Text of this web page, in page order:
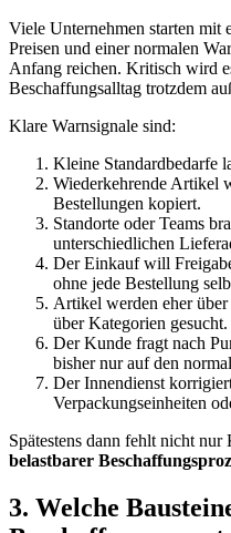
Viele Unternehmen starten
Preisen und einer normalen
Anfang reichen. Kritisch wird
Beschaffungsalltag trotzdem
Klare Warnsignale sind:
Kleine Standardbedarfe
Wiederkehrende Artikel
Bestellungen kopiert.
Standorte oder Teams
unterschiedlichen
Der Einkauf will
ohne jede Bestellung
Artikel werden eher
über Kategorien gesucht.
Der Kunde fragt nach
bisher nur auf den
Der Innendienst
Verpackungseinheiten
Spätestens dann fehlt nicht
belastbarer
3. Welche